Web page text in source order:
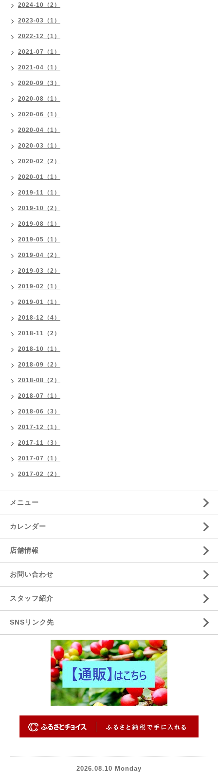
2024-10（2）
2023-03（1）
2022-12（1）
2021-07（1）
2021-04（1）
2020-09（3）
2020-08（1）
2020-06（1）
2020-04（1）
2020-03（1）
2020-02（2）
2020-01（1）
2019-11（1）
2019-10（2）
2019-08（1）
2019-05（1）
2019-04（2）
2019-03（2）
2019-02（1）
2019-01（1）
2018-12（4）
2018-11（2）
2018-10（1）
2018-09（2）
2018-08（2）
2018-07（1）
2018-06（3）
2017-12（1）
2017-11（3）
2017-07（1）
2017-02（2）
メニュー
カレンダー
店舗情報
お問い合わせ
スタッフ紹介
SNSリンク先
2026.08.10 Monday